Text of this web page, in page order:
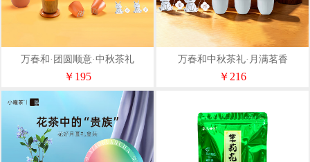
万春和·团圆顺意·中秋茶礼
￥195
万春和中秋茶礼·月满茗香
￥216